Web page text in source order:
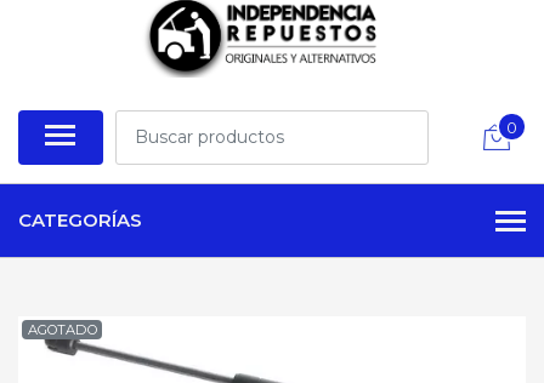
0
CATEGORÍAS
AGOTADO